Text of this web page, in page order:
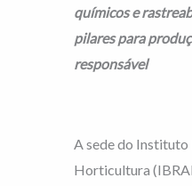
químicos e
pilares para
responsável
A sede do
Horticultura